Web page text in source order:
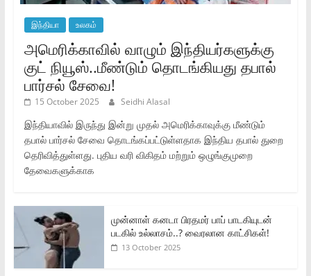
இந்தியா உலகம்
அமெரிக்காவில் வாழும் இந்தியர்களுக்கு
குட் நியூஸ்..மீண்டும் தொடங்கியது தபால்
பார்சல் சேவை!
15 October 2025 Seidhi Alasal
இந்தியாவில் இருந்து இன்று முதல் அமெரிக்காவுக்கு மீண்டும்
தபால் பார்சல் சேவை தொடங்கப்பட்டுள்ளதாக இந்திய தபால் துறை
தெரிவித்துள்ளது. புதிய வரி விகிதம் மற்றும் ஒழுங்குமுறை
தேவைகளுக்காக
முன்னாள் கனடா பிரதமர் பாப் பாடகியுடன்
படகில் உல்லாசம்..? வைரலான காட்சிகள்!
13 October 2025